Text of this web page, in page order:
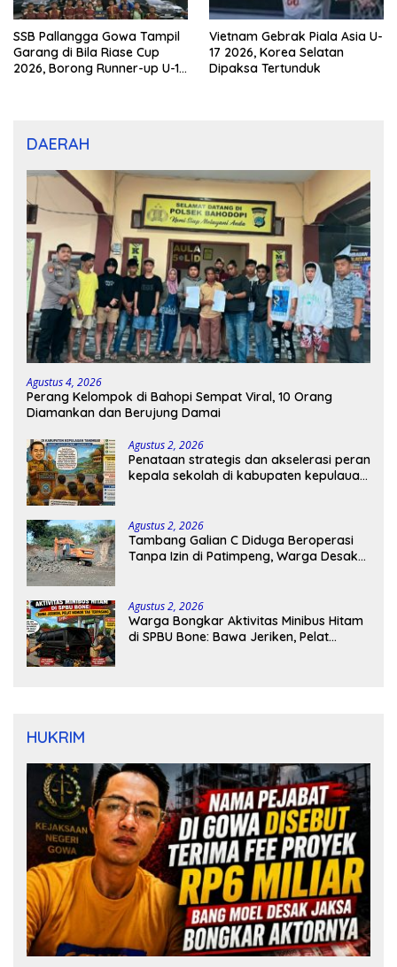
SSB Pallangga Gowa Tampil
Garang di Bila Riase Cup
2026, Borong Runner-up U-10
Vietnam Gebrak Piala Asia U-
17 2026, Korea Selatan
Dipaksa Tertunduk
DAERAH
Agustus 4, 2026
Perang Kelompok di Bahopi Sempat Viral, 10 Orang
Diamankan dan Berujung Damai
Agustus 2, 2026
Penataan strategis dan akselerasi peran
kepala sekolah di kabupaten kepulauan
Agustus 2, 2026
Tambang Galian C Diduga Beroperasi
Tanpa Izin di Patimpeng, Warga Desak
Agustus 2, 2026
Warga Bongkar Aktivitas Minibus Hitam
di SPBU Bone: Bawa Jeriken, Pelat
HUKRIM